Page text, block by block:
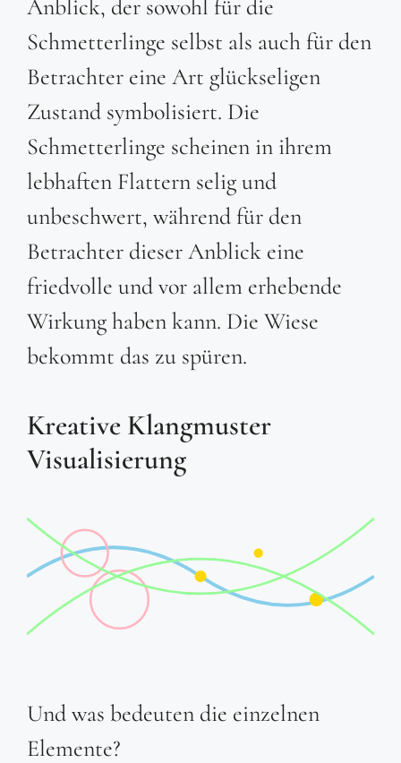
Anblick, der sowohl für die
Schmetterlinge selbst als auch für den
Betrachter eine Art glückseligen
Zustand symbolisiert. Die
Schmetterlinge scheinen in ihrem
lebhaften Flattern selig und
unbeschwert, während für den
Betrachter dieser Anblick eine
friedvolle und vor allem erhebende
Wirkung haben kann. Die Wiese
bekommt das zu spüren.
Kreative Klangmuster
Visualisierung
Und was bedeuten die einzelnen
Elemente?